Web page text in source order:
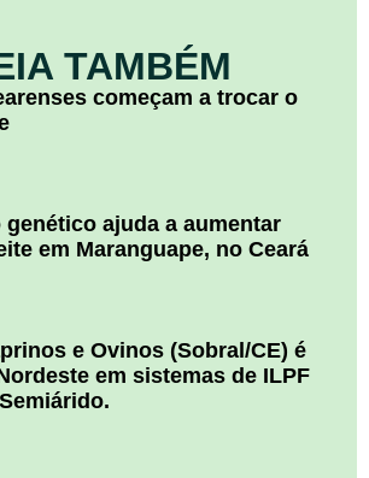
TAMBÉM
começam a trocar o
genético ajuda a aumentar
em Maranguape, no Ceará
e Ovinos (Sobral/CE) é
em sistemas de ILPF